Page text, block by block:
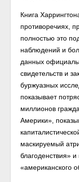
Книга
противоречиях,
полностью это
наблюдений и
данных
свидетельств и
буржуазных
показывает
миллионов
Америки»,
маскируемый
благоденствия»
«американского